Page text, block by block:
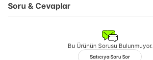
Soru & Cevaplar
Bu Ürünün Sorusu Bulunmuyor.
Satıcıya Soru Sor